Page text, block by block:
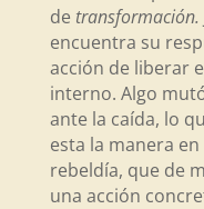
de transformación.
encuentra su
acción de liberar
interno. Algo
ante la caída, lo
esta la manera
rebeldía, que de
una acción